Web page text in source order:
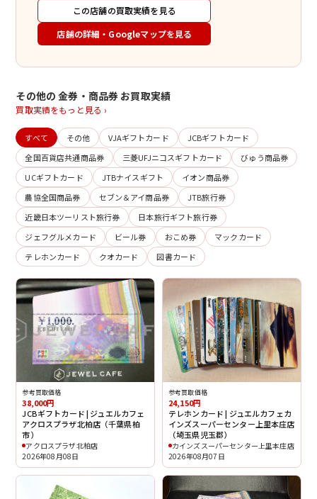
この店舗の買取実績を見る
店舗の詳細・Googleマップを見る
その他の 金券・商品券 お買取実績
買取実績をもっと見る ›
すべて その他 VJAギフトカード
JCBギフトカード
全国百貨店共通商品券
三菱UFJニコスギフトカード
びゅう商品券
UCギフトカード
JTBナイスギフト
イオン商品券
農協全国商品券
セブン＆アイ商品券
JTB旅行券
近畿日本ツーリスト旅行券
日本旅行ギフト旅行券
ジェフグルメカード
ビール券 おこめ券
マックカード
テレホンカード
クオカード 図書カード
参考買取価格
38,000円
JCBギフトカード | ジュエルカフェ
アクロスプラザ北柏店（千葉県柏
市）
アクロスプラザ北柏店
2026年08月08日
参考買取価格
24,150円
テレホンカード | ジュエルカフェカ
インズスーパーセンター上里本庄店
（埼玉県児玉郡）
カインズスーパーセンター上里本庄店
2026年08月07日